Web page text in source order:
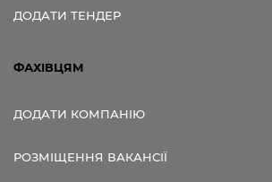
ДОДАТИ ТЕНДЕР
ФАХІВЦЯМ
ДОДАТИ КОМПАНІЮ
РОЗМІЩЕННЯ ВАКАНСІЇ